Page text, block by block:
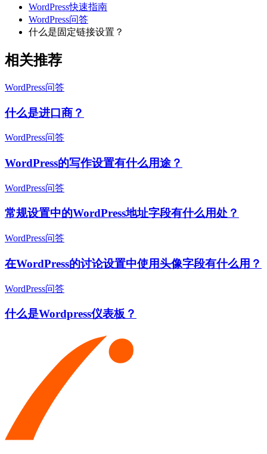
WordPress快速指南
WordPress问答
什么是固定链接设置？
相关推荐
WordPress问答
什么是进口商？
WordPress问答
WordPress的写作设置有什么用途？
WordPress问答
常规设置中的WordPress地址字段有什么用处？
WordPress问答
在WordPress的讨论设置中使用头像字段有什么用？
WordPress问答
什么是Wordpress仪表板？